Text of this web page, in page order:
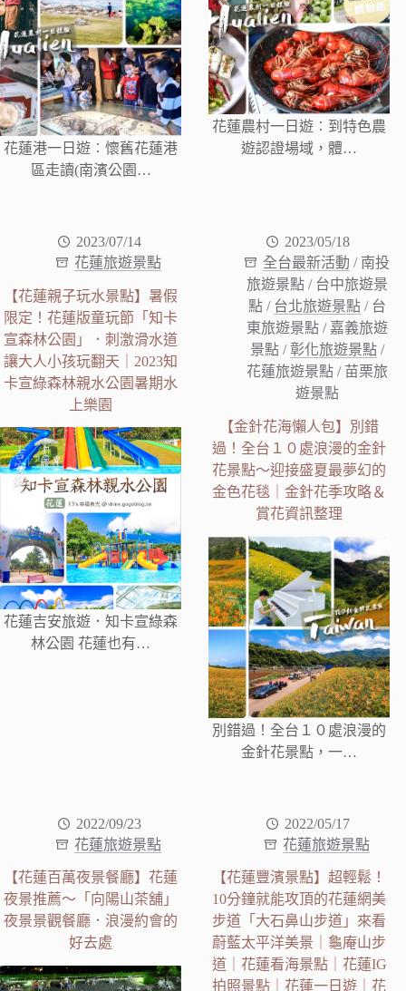
花蓮港一日遊︰懷舊花蓮港
區走讀(南濱公園…
花蓮農村一日遊︰到特色農
遊認證場域，體…
2023/07/14
花蓮旅遊景點
【花蓮親子玩水景點】暑假
限定！花蓮版童玩節「知卡
宣森林公園」．刺激滑水道
讓大人小孩玩翻天｜2023知
卡宣綠森林親水公園暑期水
上樂園
花蓮吉安旅遊．知卡宣綠森
林公園 花蓮也有…
2023/05/18
全台最新活動 / 南投
旅遊景點 / 台中旅遊景
點 / 台北旅遊景點 / 台
東旅遊景點 / 嘉義旅遊
景點 /彰化旅遊景點 /
花蓮旅遊景點 / 苗栗旅
遊景點
【金針花海懶人包】別錯
過！全台１０處浪漫的金針
花景點～迎接盛夏最夢幻的
金色花毯｜金針花季攻略＆
賞花資訊整理
別錯過！全台１０處浪漫的
金針花景點，一…
2022/09/23
花蓮旅遊景點
【花蓮百萬夜景餐廳】花蓮
夜景推薦～「向陽山茶舖」
夜景景觀餐廳．浪漫約會的
好去處
2022/05/17
花蓮旅遊景點
【花蓮豐濱景點】超輕鬆！
10分鐘就能攻頂的花蓮網美
步道「大石鼻山步道」來看
蔚藍太平洋美景｜龜庵山步
道｜花蓮看海景點｜花蓮IG
拍照景點｜花蓮一日遊｜花